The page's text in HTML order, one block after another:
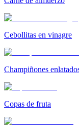
Cebollitas en vinagre
Champiñones
Copas de fruta